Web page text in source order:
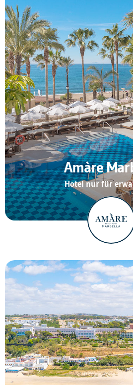
Amàre
Hotel nur für